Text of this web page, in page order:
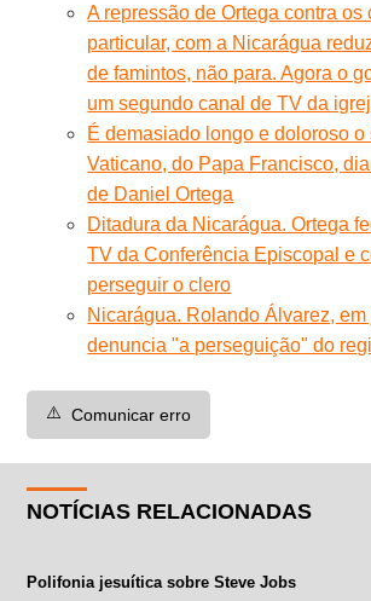
A repressão de Ortega contra os
particular, com a Nicarágua
de famintos, não para. Agora o
um segundo canal de TV da
É demasiado longo e doloroso
Vaticano, do Papa Francisco,
de Daniel Ortega
Ditadura da Nicarágua. Ortega
TV da Conferência Episcopal e
perseguir o clero
Nicarágua. Rolando Álvarez,
denuncia "a perseguição" do
⚠️ Comunicar erro
NOTÍCIAS RELACIONADAS
Polifonia jesuítica sobre Steve Jobs